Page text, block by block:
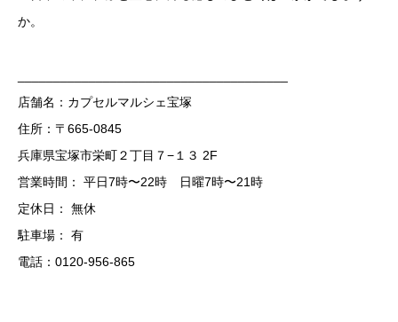
か。
店舗名：カプセルマルシェ宝塚
住所：〒665-0845
兵庫県宝塚市栄町２丁目７−１３ 2F
営業時間： 平日7時〜22時 日曜7時〜21時
定休日： 無休
駐車場： 有
電話：0120-956-865